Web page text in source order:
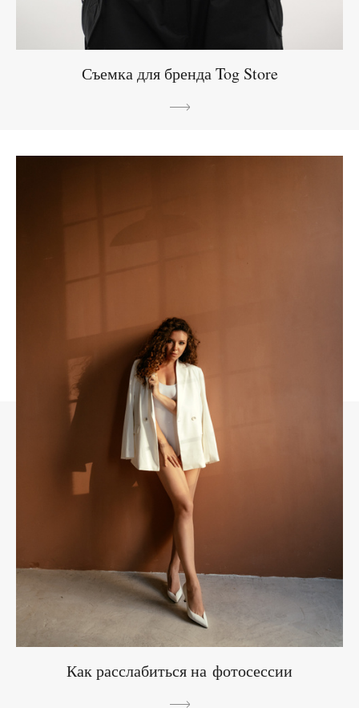
Съемка для бренда Tog Store
Как расслабиться на фотосессии